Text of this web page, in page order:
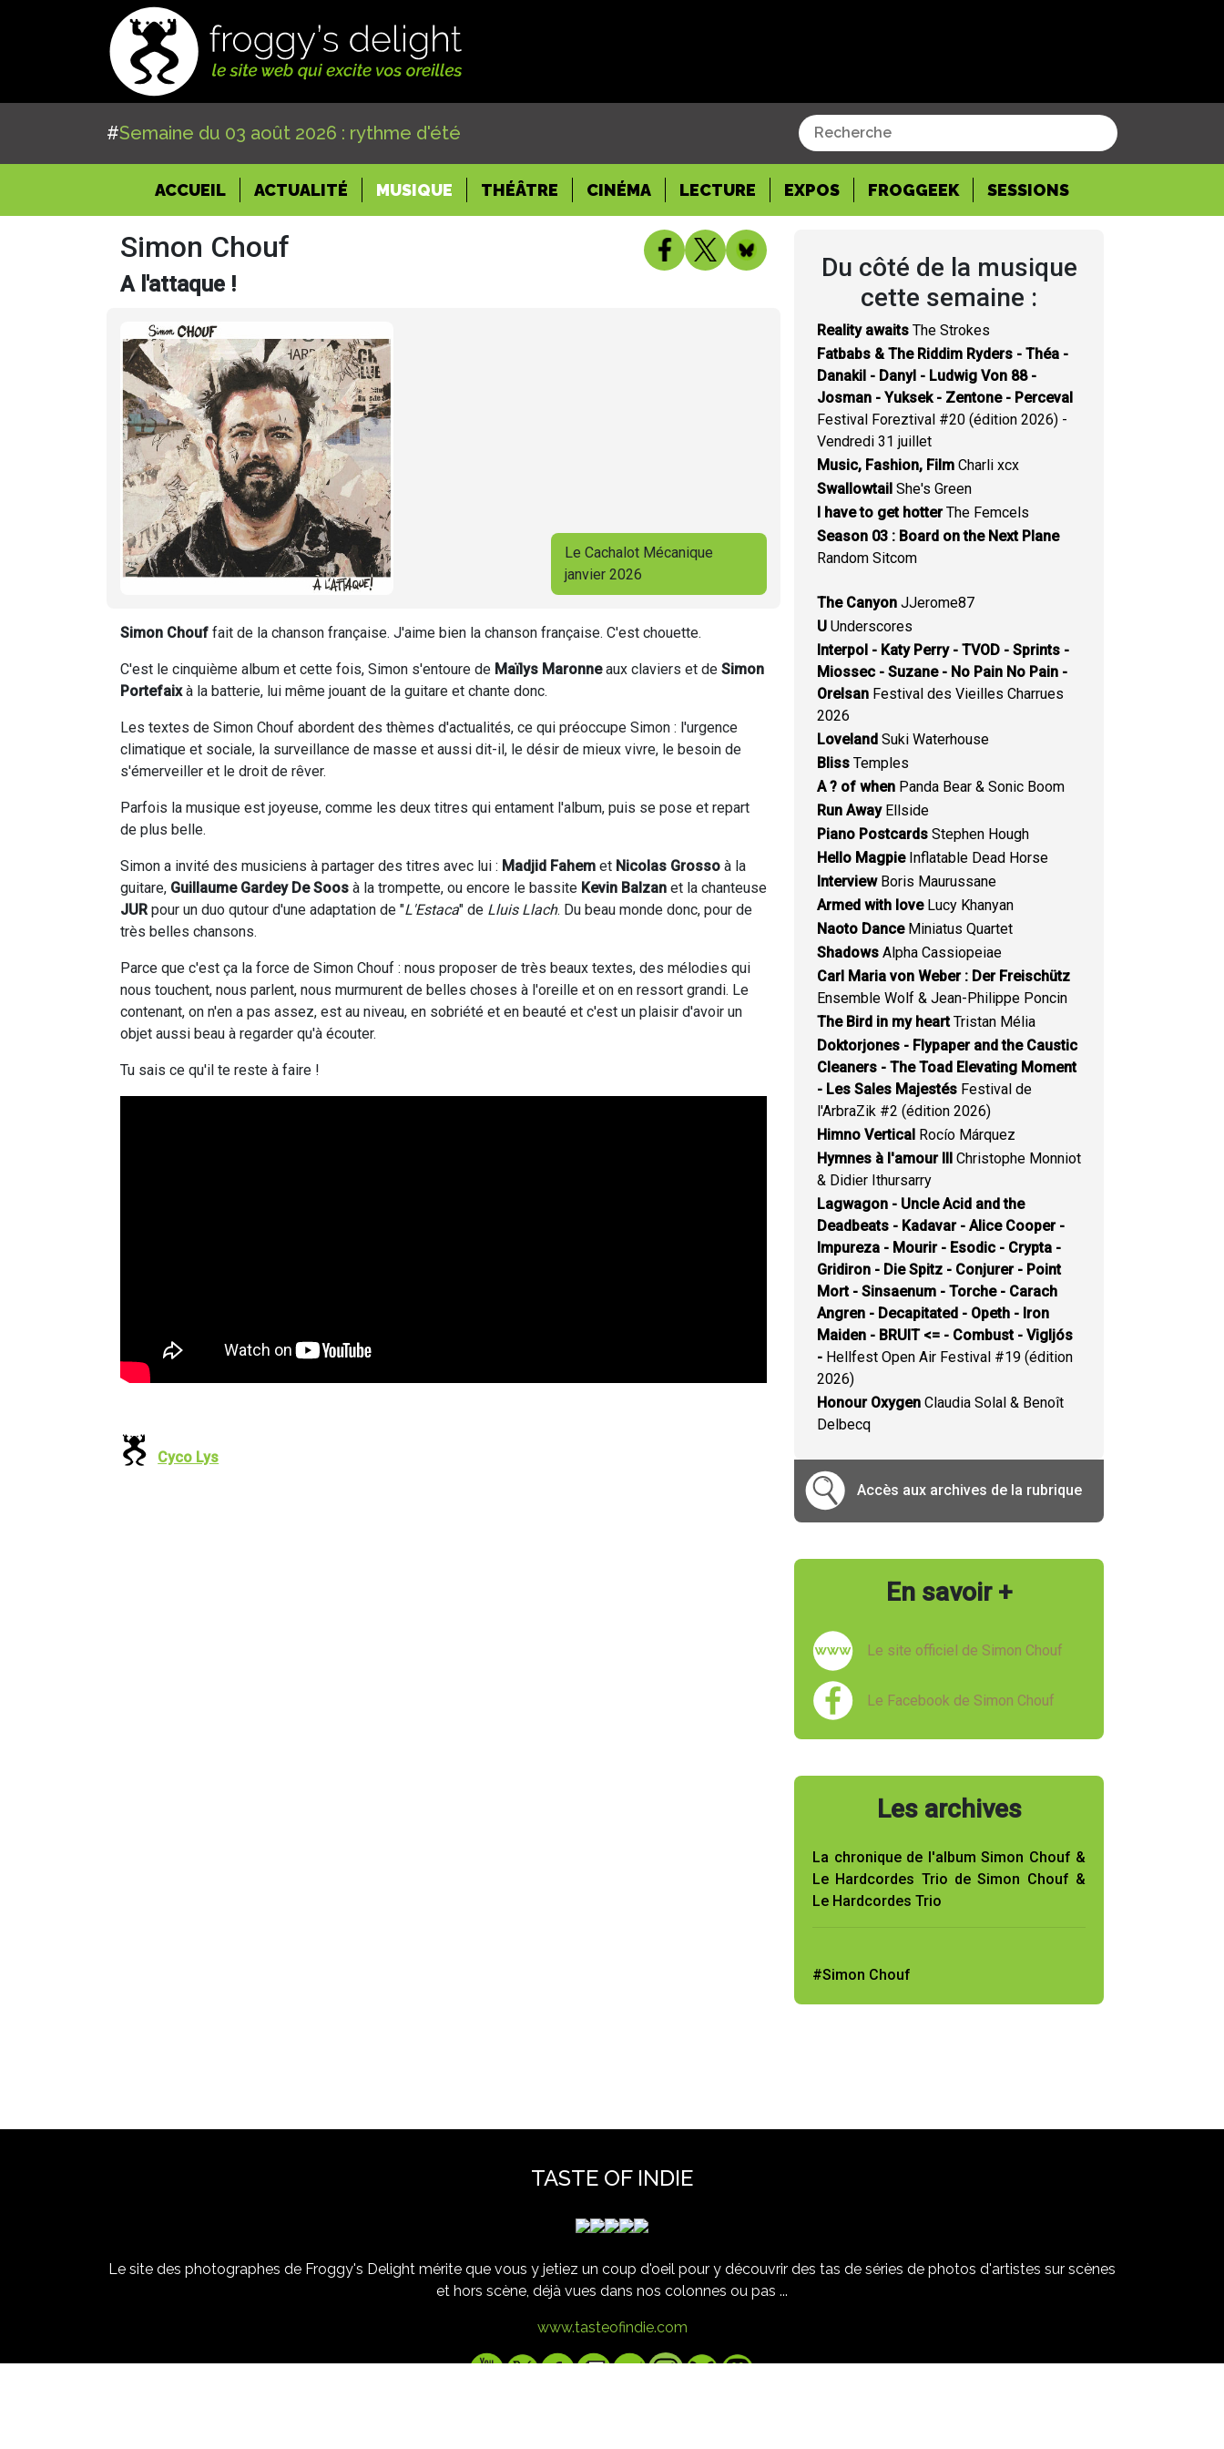
#Semaine du 03 août 2026 : rythme d'été
ACCUEIL(CURRENT)
ACTUALITÉ MUSIQUE THÉÂTRE CINÉMA LECTURE EXPOS FROGGEEK SESSIONS
Simon Chouf
A l'attaque !
Le Cachalot Mécanique
janvier 2026
Simon Chouf fait de la chanson française. J'aime bien la chanson française. C'est chouette.
C'est le cinquième album et cette fois, Simon s'entoure de Maïlys Maronneaux claviers et de Simon
Portefaixà la batterie, lui même jouant de la guitare et chante donc.
Les textes de Simon Chouf abordent des thèmes d'actualités, ce qui préoccupe Simon : l'urgence
climatique et sociale, la surveillance de masse et aussi dit-il, le désir de mieux vivre, le besoin de
s'émerveiller et le droit de rêver.
Parfois la musique est joyeuse, comme les deux titres qui entament l'album, puis se pose et repart
de plus belle.
Simon a invité des musiciens à partager des titres avec lui : Madjid Fahem et Nicolas Grosso à la
guitare, Guillaume Gardey De Soos à la trompette, ou encore le bassite Kevin Balzan et la chanteuse
JUR pour un duo qutour d'une adaptation de "L'Estaca" de Lluis Llach. Du beau monde donc, pour de
très belles chansons.
Parce que c'est ça la force de Simon Chouf : nous proposer de très beaux textes, des mélodies qui
nous touchent, nous parlent, nous murmurent de belles choses à l'oreille et on en ressort grandi. Le
contenant, on n'en a pas assez, est au niveau, en sobriété et en beauté et c'est un plaisir d'avoir un
objet aussi beau à regarder qu'à écouter.
Tu sais ce qu'il te reste à faire !
Cyco Lys
Du côté de la musique
cette semaine :
Reality awaits The Strokes
Fatbabs & The Riddim Ryders - Théa -
Danakil - Danyl - Ludwig Von 88 -
Josman - Yuksek - Zentone - Perceval
Festival Foreztival #20 (édition 2026) -
Vendredi 31 juillet
Music, Fashion, Film Charli xcx
Swallowtail She's Green
I have to get hotterThe Femcels
Season 03 : Board on the Next Plane
Random Sitcom
The Canyon JJerome87
U Underscores
Interpol - Katy Perry - TVOD - Sprints -
Miossec - Suzane - No Pain No Pain -
Orelsan Festival des Vieilles Charrues
2026
Loveland Suki Waterhouse
Bliss Temples
A ? of when Panda Bear & Sonic Boom
Run AwayEllside
Piano Postcards Stephen Hough
Hello MagpieInflatable Dead Horse
InterviewBoris Maurussane
Armed with loveLucy Khanyan
Naoto DanceMiniatus Quartet
Shadows Alpha Cassiopeiae
Carl Maria von Weber : Der Freischütz
Ensemble Wolf & Jean-Philippe Poncin
The Bird in my heartTristan Mélia
Doktorjones - Flypaper and the Caustic
Cleaners - The Toad Elevating Moment
- Les Sales Majestés Festival de
l'ArbraZik #2 (édition 2026)
Himno Vertical Rocío Márquez
Hymnes à l'amour III Christophe Monniot
& Didier Ithursarry
Lagwagon - Uncle Acid and the
Deadbeats - Kadavar - Alice Cooper -
Impureza - Mourir - Esodic - Crypta -
Gridiron - Die Spitz - Conjurer - Point
Mort - Sinsaenum - Torche - Carach
Angren - Decapitated - Opeth - Iron
Maiden - BRUIT <= - Combust - Vigljós
- Hellfest Open Air Festival #19 (édition
2026)
Honour Oxygen Claudia Solal & Benoît
Delbecq
Accès aux archives de la rubrique
En savoir +
Le site officiel de Simon Chouf
Le Facebook de Simon Chouf
Les archives
La chronique de l'album Simon Chouf &
Le Hardcordes Trio de Simon Chouf &
Le Hardcordes Trio
#Simon Chouf
TASTE OF INDIE
Le site des photographes de Froggy's Delight mérite que vous y jetiez un coup d'oeil pour y découvrir des tas de séries de photos d'artistes sur scènes
et hors scène, déjà vues dans nos colonnes ou pas ...
www.tasteofindie.com